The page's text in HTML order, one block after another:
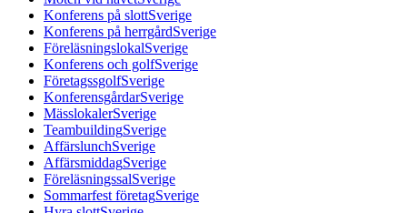
Konferens på slottSverige
Konferens på herrgårdSverige
FöreläsningslokalSverige
Konferens och golfSverige
FöretagssgolfSverige
KonferensgårdarSverige
MässlokalerSverige
TeambuildingSverige
AffärslunchSverige
AffärsmiddagSverige
FöreläsningssalSverige
Sommarfest företagSverige